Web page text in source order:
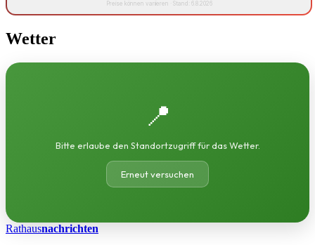
Preise können variieren · Stand: 6.8.2026
Wetter
📍
Bitte erlaube den Standortzugriff für das Wetter.
Erneut versuchen
Rathausnachrichten